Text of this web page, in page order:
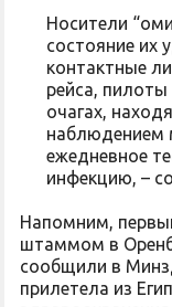
Носители
состояние их
контактные
рейса,
очагах,
наблюдением
ежедневное
инфекцию, –
Напомним,
штаммом в
сообщили в
прилетела из